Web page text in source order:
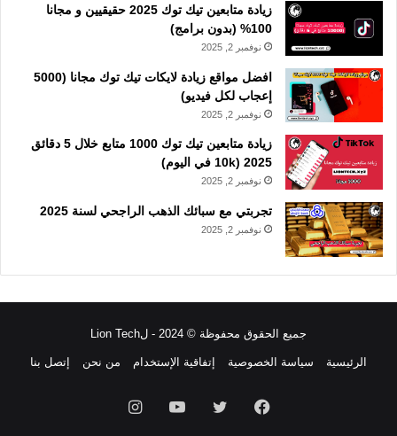
زيادة متابعين تيك توك 2025 حقيقيين و مجانا
100% (بدون برامج)
نوفمبر 2, 2025
افضل مواقع زيادة لايكات تيك توك مجانا (5000
إعجاب لكل فيديو)
نوفمبر 2, 2025
زيادة متابعين تيك توك 1000 متابع خلال 5 دقائق
2025 (10k في اليوم)
نوفمبر 2, 2025
تجربتي مع سبائك الذهب الراجحي لسنة 2025
نوفمبر 2, 2025
جميع الحقوق محفوظة © 2024 - لLion Tech
الرئيسية سياسة الخصوصية إتفاقية الإستخدام من نحن إتصل بنا
فيسبوك تويتر يوتيوبانستقرام